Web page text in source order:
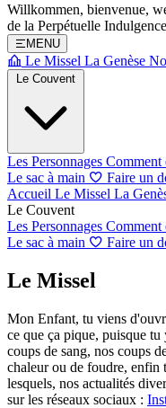
Willkommen, bienvenue,
de la Perpétuelle Indulgence
MENU
Le Missel La Genèse
Le Couvent
Les Personnages Comment
Le sac à main
Faire un
Accueil Le Missel La
Le Couvent
Les Personnages Comment
Le sac à main
Faire un
Le Missel
Mon Enfant, tu viens
ce que ça pique, puisque
coups de sang, nos coups
chaleur ou de foudre, enfin
lesquels, nos actualités
sur les réseaux sociaux :